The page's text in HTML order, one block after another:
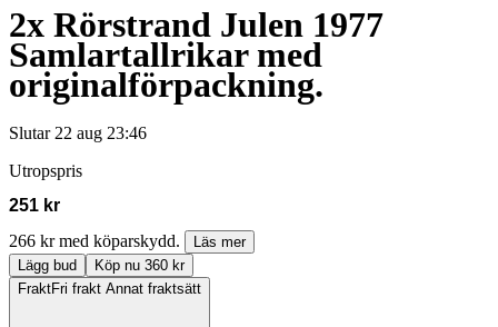
2x Rörstrand Julen 1977
Samlartallrikar med
originalförpackning.
Slutar 22 aug 23:46
Utropspris
251 kr
266 kr med köparskydd.
Läs mer
Lägg bud
Köp nu 360 kr
FraktFri frakt Annat fraktsätt